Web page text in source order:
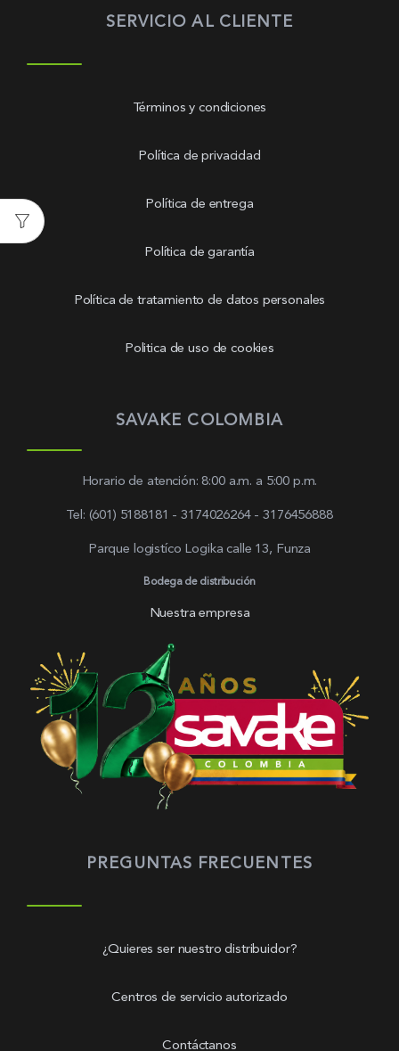
SERVICIO AL CLIENTE
Términos y condiciones
Política de privacidad
Política de entrega
Política de garantía
Política de tratamiento de datos personales
Politica de uso de cookies
SAVAKE COLOMBIA
Horario de atención: 8:00 a.m. a 5:00 p.m.
Tel: (601) 5188181 - 3174026264 - 3176456888
Parque logistíco Logika calle 13, Funza
Bodega de distribución
Nuestra empresa
PREGUNTAS FRECUENTES
¿Quieres ser nuestro distribuidor?
Centros de servicio autorizado
Contáctanos